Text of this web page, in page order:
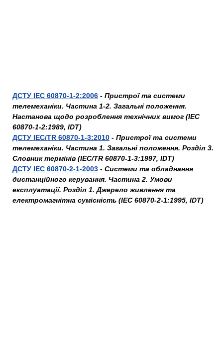
ДСТУ IEC 60870-1-2:2006 - Пристрої та системи
телемеханіки. Частина 1-2. Загальні положення.
Настанова щодо розроблення технічних вимог (IEC
60870-1-2:1989, IDT)
ДСТУ IEC/TR 60870-1-3:2010 - Пристрої та системи
телемеханіки. Частина 1. Загальні положення. Розділ 3.
Словник термінів (IEC/TR 60870-1-3:1997, IDT)
ДСТУ IEC 60870-2-1-2003 - Системи та обладнання
дистанційного керування. Частина 2. Умови
експлуатації. Розділ 1. Джерело живлення та
електромагнітна сумісність (IEC 60870-2-1:1995, IDT)